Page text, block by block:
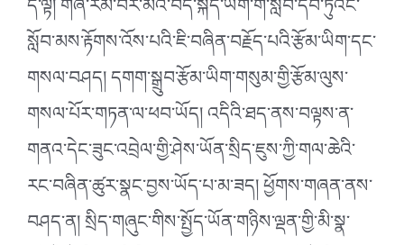
ད་ལྟ། གཞི་རིམ་བར་མའི་བོད་སྐད་ཡིག་གི་སློབ་དེབ་ཏུའང་
སློབ་མས་རྟོགས་འོས་པའི་ཇི་བཞིན་བརྗོད་པའི་རྩོམ་ཡིག་དང་
གསལ་བཤད། དགག་སྒྲུབ་རྩོམ་ཡིག་གསུམ་གྱི་རྩོམ་ལུས་
གསལ་པོར་གཏན་ལ་ཕབ་ཡོད། འདིའི་ཐད་ནས་བལྟས་ན་
གནའ་དེང་ཟུང་འབྲེལ་གྱི་ཤེས་ཡོན་སྲིད་ཇུས་ཀྱི་གལ་ཆེའི་
རང་བཞིན་ཚུར་སྣང་བྱས་ཡོད་པ་མ་ཟད། ཕྱོགས་གཞན་ནས་
བཤད་ན། སྲིད་གཞུང་གིས་སྤྱོད་ཡོན་གཉིས་ལྡན་གྱི་མི་སྣ་